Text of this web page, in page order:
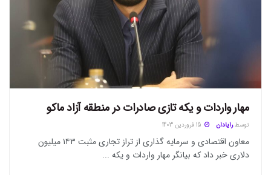
مهار واردات و یکه تازی صادرات در منطقه آزاد ماکو
توسط رایادان
معاون اقتصادی و سرمایه گذاری از تراز تجاری مثبت ۱۴۳ میلیون
دلاری خبر داد که بیانگر مهار واردات و یکه ...